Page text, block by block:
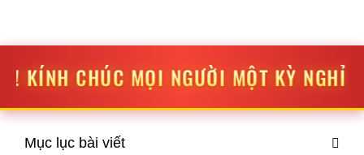
NGƯỜI MỘT KỲ NGHỈ LỄ THẬT VUI VẺ
Mục lục bài viết